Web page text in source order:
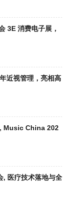
3E 消费电子展，
近视管理，亮相高
Music China 202
, 医疗技术落地与全